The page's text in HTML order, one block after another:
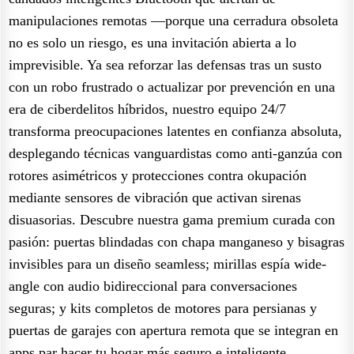
manipulaciones remotas —porque una cerradura obsoleta
no es solo un riesgo, es una invitación abierta a lo
imprevisible. Ya sea reforzar las defensas tras un susto
con un robo frustrado o actualizar por prevención en una
era de ciberdelitos híbridos, nuestro equipo 24/7
transforma preocupaciones latentes en confianza absoluta,
desplegando técnicas vanguardistas como anti-ganzúa con
rotores asimétricos y protecciones contra okupación
mediante sensores de vibración que activan sirenas
disuasorias. Descubre nuestra gama premium curada con
pasión: puertas blindadas con chapa manganeso y bisagras
invisibles para un diseño seamless; mirillas espía wide-
angle con audio bidireccional para conversaciones
seguras; y kits completos de motores para persianas y
puertas de garajes con apertura remota que se integran en